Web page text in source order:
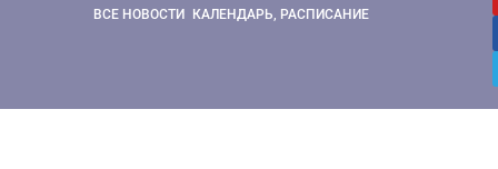
ВСЕ НОВОСТИ КАЛЕНДАРЬ, РАСПИСАНИЕ